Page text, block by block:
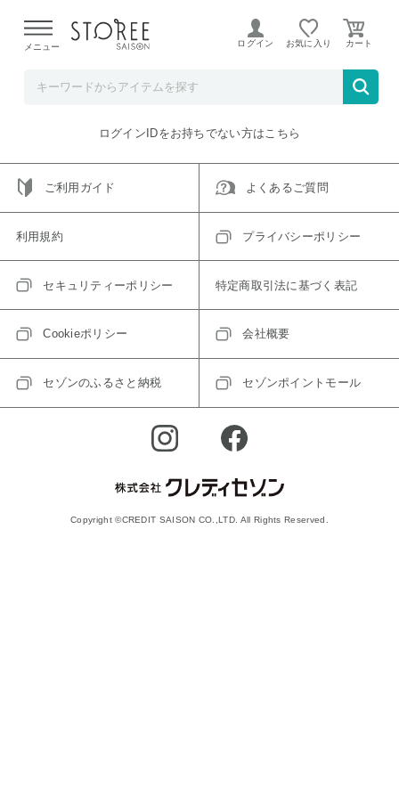
よる配送遅延が発生しております。
メニュー ログイン お気に入り
ご指定のアイテムは取り扱い終了、またはただいま取り扱い
トップへ戻る
ログインIDをお持ちでない方はこちら
ご利用ガイド よくあるご質問
利用規約 プライバシーポリシー
セキュリティーポリシー 特定商取引法に基づく表記
Cookieポリシー 会社概要
セゾンのふるさと納税 セゾンポイントモール
Copyright ©CREDIT SAISON CO.,LTD. All Rights Reserved.